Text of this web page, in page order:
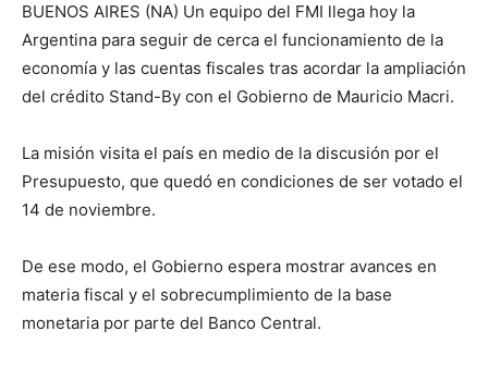
BUENOS AIRES (NA) Un equipo del FMI llega hoy la
Argentina para seguir de cerca el funcionamiento de la
economía y las cuentas fiscales tras acordar la ampliación
del crédito Stand-By con el Gobierno de Mauricio Macri.
La misión visita el país en medio de la discusión por el
Presupuesto, que quedó en condiciones de ser votado el
14 de noviembre.
De ese modo, el Gobierno espera mostrar avances en
materia fiscal y el sobrecumplimiento de la base
monetaria por parte del Banco Central.